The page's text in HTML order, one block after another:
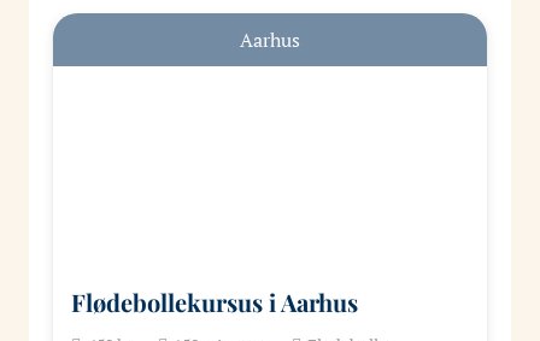
Aarhus
Flødebollekursus i Aarhus